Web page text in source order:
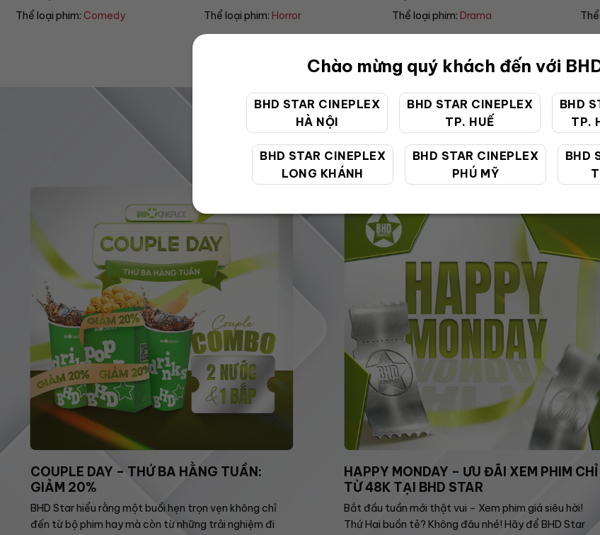
Chào mừng quý khách đến với
BHD STAR CINEPLEX
HÀ NỘI
BHD STAR CINEPLEX
TP. HUẾ
BHD
TP.
BHD STAR CINEPLEX
LONG KHÁNH
BHD STAR CINEPLEX
PHÚ MỸ
BHD
Thể loại phim:Horror Thể loại phim:Drama Thể loại phim:Horror
ƯU ĐÃI ĐẶC BIỆT
COUPLE DAY – THỨ BA HẰNG TUẦN:
GIẢM 20%
BHD Star hiểu rằng một buổi hẹn trọn vẹn không chỉ
đến từ bộ phim hay mà còn từ những trải nghiệm đi
HAPPY MONDAY – ƯU ĐÃI XEM PHIM CHỈ
TỪ 48K TẠI BHD STAR
Bắt đầu tuần mới thật vui – Xem phim giá siêu hời!
Thứ Hai buồn tẻ? Không đâu nhé! Hãy để BHD Star